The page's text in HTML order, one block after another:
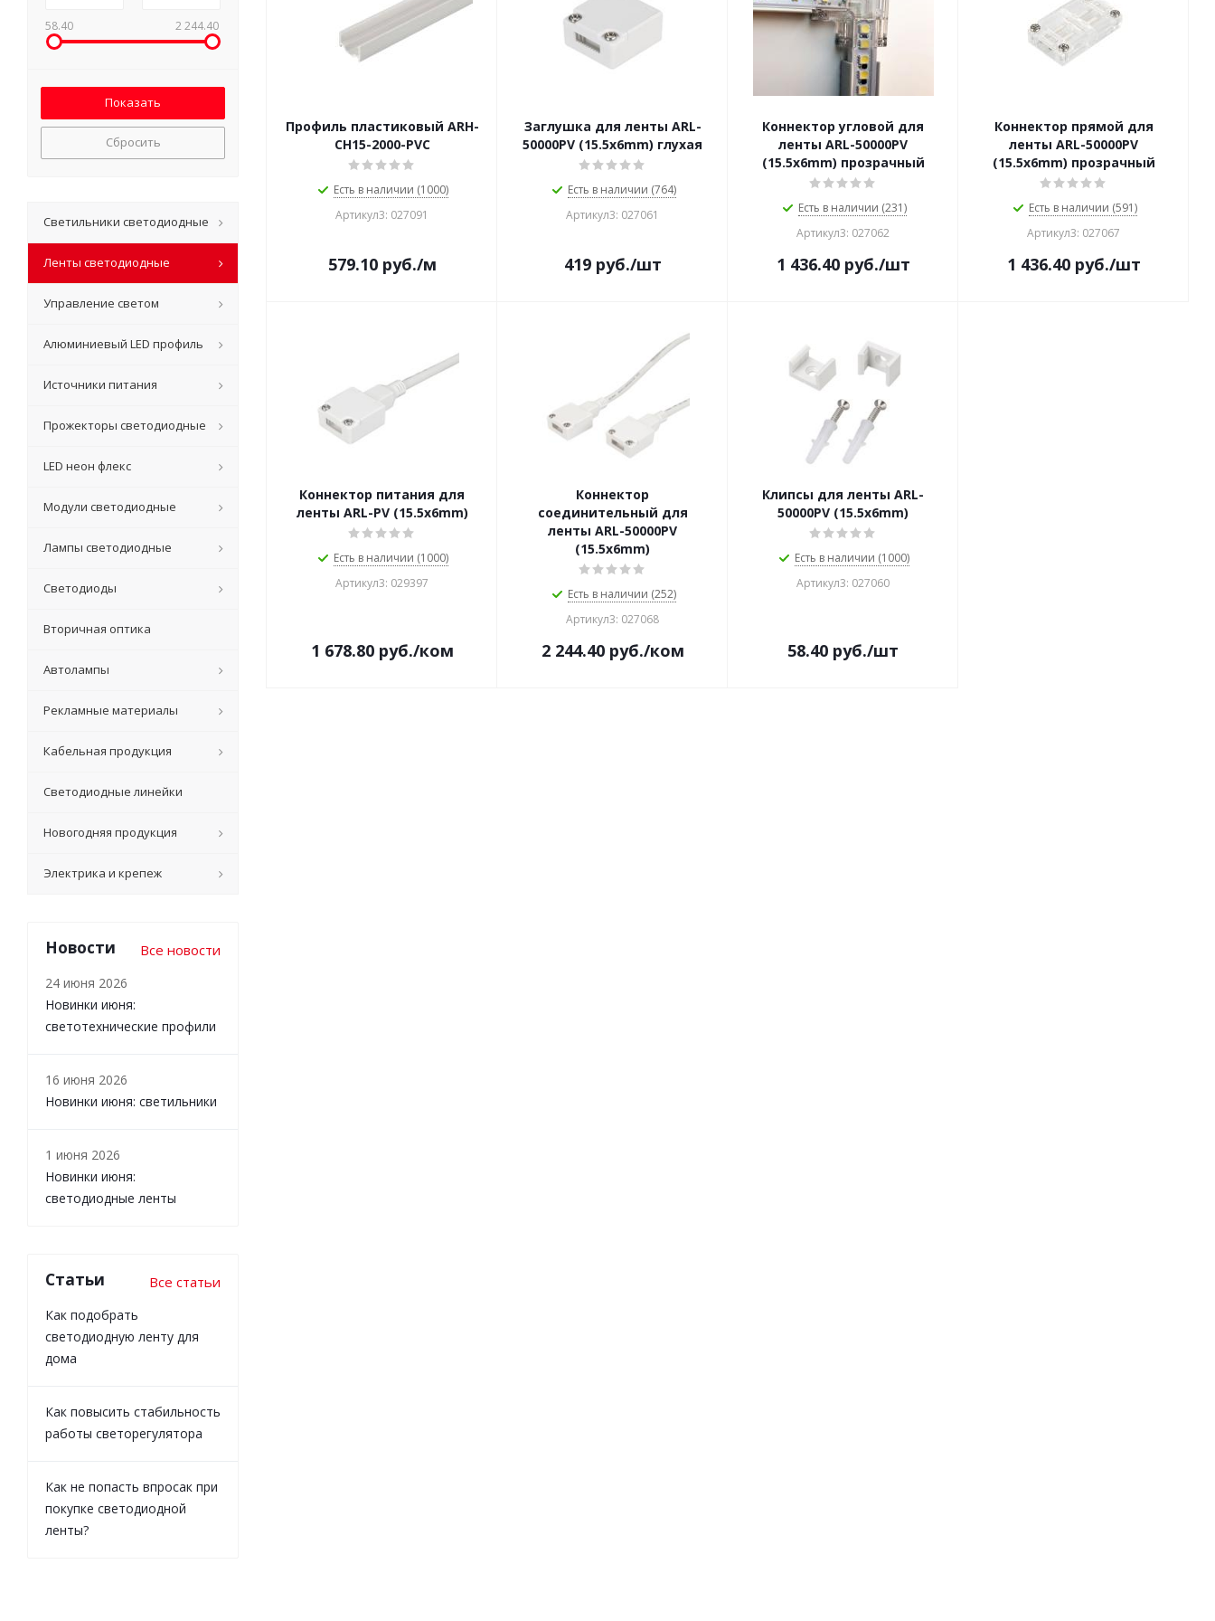
Профиль пластиковый ARH-
CH15-2000-PVC
Есть в наличии (1000)
Артикул3: 027091
579.10руб./м
Заглушка для ленты ARL-
50000PV (15.5x6mm) глухая
Есть в наличии (764)
Артикул3: 027061
419руб./шт
Коннектор угловой для
ленты ARL-50000PV
(15.5x6mm) прозрачный
Есть в наличии (231)
Артикул3: 027062
1 436.40руб./шт
Коннектор прямой для
ленты ARL-50000PV
(15.5x6mm) прозрачный
Есть в наличии (591)
Артикул3: 027067
1 436.40руб./шт
Коннектор питания для
ленты ARL-PV (15.5x6mm)
Есть в наличии (1000)
Артикул3: 029397
1 678.80руб./ком
Коннектор
соединительный для
ленты ARL-50000PV
(15.5x6mm)
Есть в наличии (252)
Артикул3: 027068
2 244.40руб./ком
Клипсы для ленты ARL-
50000PV (15.5x6mm)
Есть в наличии (1000)
Артикул3: 027060
58.40 руб./шт
58.40 2 244.40
Сбросить
Светильники светодиодные
Ленты светодиодные
Управление светом
Алюминиевый LED профиль
Источники питания
Прожекторы светодиодные
LED неон флекс
Модули светодиодные
Лампы светодиодные
Светодиоды
Вторичная оптика
Автолампы
Рекламные материалы
Кабельная продукция
Светодиодные линейки
Новогодняя продукция
Электрика и крепеж
Новости Все новости
24 июня 2026
Новинки июня:
светотехнические профили
16 июня 2026
Новинки июня: светильники
1 июня 2026
Новинки июня:
светодиодные ленты
Статьи Все статьи
Как подобрать
светодиодную ленту для
дома
Как повысить стабильность
работы светорегулятора
Как не попасть впросак при
покупке светодиодной
ленты?